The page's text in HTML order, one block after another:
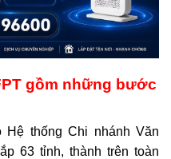
gồm những bước
Hệ thống Chi nhánh Văn
63 tỉnh, thành trên toàn